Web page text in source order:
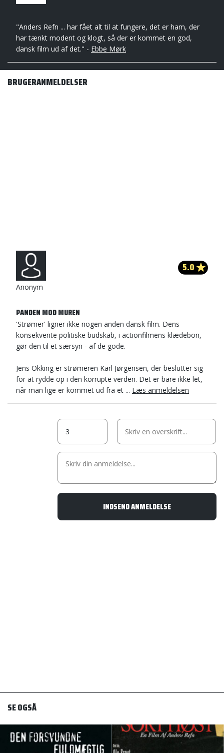
"Anders Refn ... har fået alt til at fungere, det er ham, der
har tænkt modent og klogt, så der er kommet en god,
dansk film ud af det." - Ebbe Mørk
BRUGERANMELDELSER
Anonym
5.0
PANDEN MOD MUREN
'Strømer' ligner ikke nogen anden dansk film. Dens
konsekvente politiske budskab, i actionfilmens klædebon,
gør den til et særsyn - af de gode.
Jens Okking er strømeren Karl Jørgensen, der beslutter sig
for at rydde op i den korrupte verden. Det er bare ikke let,
når man lige er kommet ud fra et ... Læs anmeldelsen
SE OGSÅ